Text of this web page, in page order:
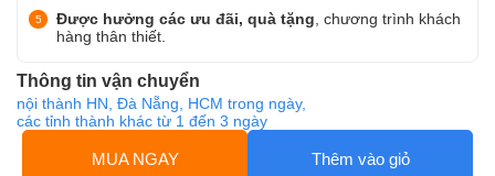
Được hưởng các ưu đãi, quà tặng , chương trình khách
hàng thân thiết.
Thông tin vận chuyển
nội thành HN, Đà Nẵng, HCM trong ngày,
các tỉnh thành khác từ 1 đến 3 ngày
MUA NGAY Thêm vào giỏ